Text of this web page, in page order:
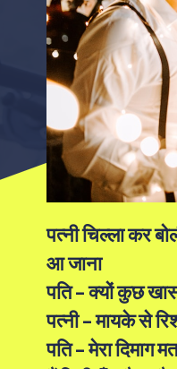
पत्नी चिल्ला कर
आ जाना
पति – क्यों कुछ
पत्नी – मायके से
पति – मेरा दिमाग